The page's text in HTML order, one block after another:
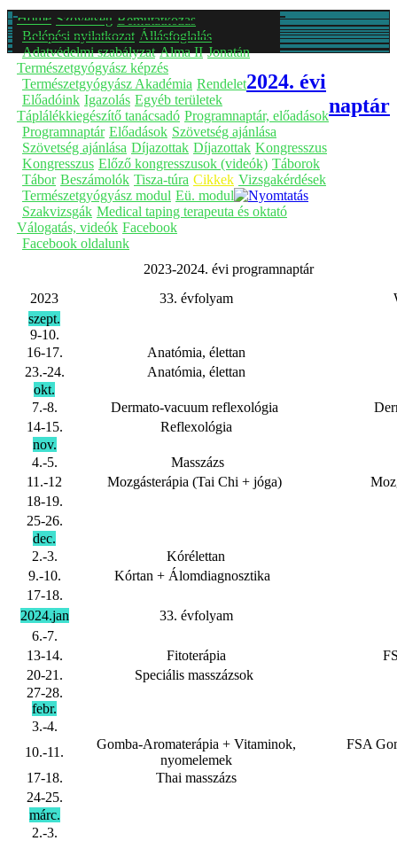
Home Szövetség Bemutatkozás
Belépési nyilatkozat Állásfoglalás
Adatvédelmi szabályzat Alma II Jonatán
Természetgyógyász képzés
Természetgyógyász Akadémia Rendelet
Előadóink Igazolás Egyéb területek
Táplálékkiegészítő tanácsadó Programnaptár, előadások
Programnaptár Előadások Szövetség ajánlása
Szövetség ajánlása Díjazottak Díjazottak Kongresszus
Kongresszus Előző kongresszusok (videók) Táborok
Tábor Beszámolók Tisza-túra Cikkek Vizsgakérdések
Természetgyógyász modul Eü. modul
Szakvizsgák Medical taping terapeuta és oktató
Válogatás, videók Facebook
Facebook oldalunk
2024. évi
naptár
2023-2024. évi programnaptár
2023
33. évfolyam
szept.
9-10.
16-17.
Anatómia, élettan
23.-24.
Anatómia, élettan
okt.
7.-8.
Dermato-vacuum reflexológia
14-15.
Reflexológia
nov.
4.-5.
Masszázs
11.-12
Mozgásterápia (Tai Chi + jóga)
18-19.
25-26.
dec.
2.-3.
Kórélettan
9.-10.
Kórtan + Álomdiagnosztika
17-18.
2024.jan
33. évfolyam
6.-7.
13-14.
Fitoterápia
20-21.
Speciális masszázsok
27-28.
febr.
3.-4.
10.-11.
Gomba-Aromaterápia + Vitaminok,
nyomelemek
FSA
17-18.
Thai masszázs
24-25.
márc.
2.-3.